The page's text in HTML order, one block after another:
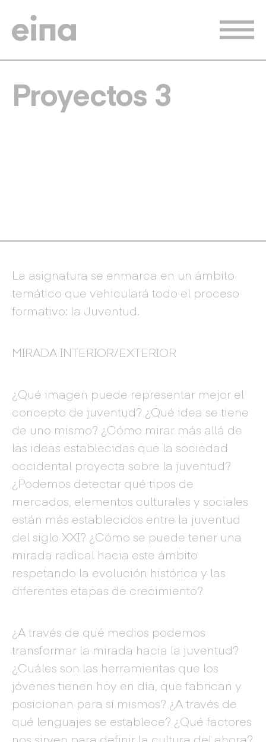
principal
Proyectos 3
La asignatura se enmarca en un ámbito
temático que vehiculará todo el proceso
formativo: la Juventud.
MIRADA INTERIOR/EXTERIOR
¿Qué imagen puede representar mejor el
concepto de juventud? ¿Qué idea se tiene
de uno mismo? ¿Cómo mirar más allá de
las ideas establecidas que la sociedad
occidental proyecta sobre la juventud?
¿Podemos detectar qué tipos de
mercados, elementos culturales y sociales
están más establecidos entre la juventud
del siglo XXI? ¿Cómo se puede tener una
mirada radical hacia este ámbito
respetando la evolución histórica y las
diferentes etapas de crecimiento?
¿A través de qué medios podemos
transformar la mirada hacia la juventud?
¿Cuáles son las herramientas que los
jóvenes tienen hoy en día, que fabrican y
posicionan para sí mismos? ¿A través de
qué lenguajes se establece? ¿Qué factores
nos sirven para definir la cultura del ahora?